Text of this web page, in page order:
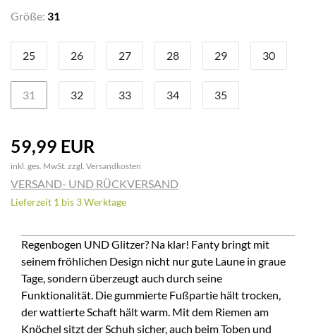
Größe: 31
25 26 27 28 29 30
31 32 33 34 35
59,99 EUR
inkl. ges. MwSt. zzgl. Versandkosten
VERSAND- UND RÜCKVERSAND
Lieferzeit 1 bis 3 Werktage
Regenbogen UND Glitzer? Na klar! Fanty bringt mit
seinem fröhlichen Design nicht nur gute Laune in graue
Tage, sondern überzeugt auch durch seine
Funktionalität. Die gummierte Fußpartie hält trocken,
der wattierte Schaft hält warm. Mit dem Riemen am
Knöchel sitzt der Schuh sicher, auch beim Toben und